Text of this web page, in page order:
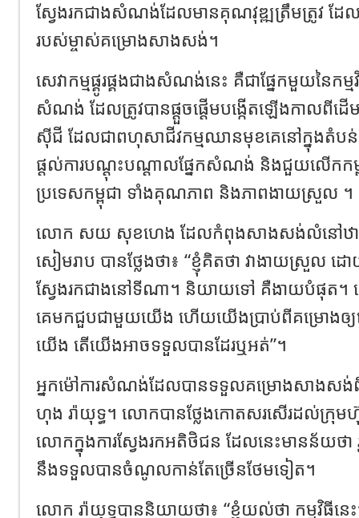
ស្វែងរកជាងសំណង់ដែលមានគុណវុឌ្ឍត្រឹមត្រូវ ដែ
របស់ម្ចាស់គម្រោងសាងសង់។
សេវាកម្មផ្គូរផ្គងជាងសំណង់នេះ គឺជាផ្នែកមួយនៃក
សំណង់ ដែលត្រូវបានផ្ដួចផ្ដើមបង្កើតឡើងកាលពីដ
ស៊ីជី ដែលជាពហុសាជីវកម្មឈានមុខគេនៅក្នុងតំ
ផ្ដល់ការបណ្ដុះបណ្ដាលផ្នែកសំណង់ និងជួយលើក
ប្រទេសកម្ពុជា ទាំងគុណភាព និងភាពងាយស្រួល ។
លោក សយ សុខហេង ដែលកំពុងសាងសង់លំនៅឋានរ
សៀមរាប បានថ្លែងថា៖ “ខ្ញុំគិតថា វាងាយស្រួល
ស្វែងរកជាងនៅទីណា។ និយាយទៅ គឺងាយបំផុត។
គេមកជួបជាមួយយើង ហើយយើងប្រាប់ពីគម្រោងឲ្យ
យើង តើយើងអាចទទួលបានដែរឬអត់”។
អ្នកម៉ៅការសំណង់ដែលបានទទួលគម្រោងសាង
ហុង រ៉ាយុទ្ធ។ លោកបានថ្លែងកោតសរសើរដល់ក្
លោកក្នុងការស្វែងរកអតិថិជន ដែលនេះមានន័យថ
នឹងទទួលបានចំណូលកាន់តែច្រើនថែមទៀត។
លោក រ៉ាយុទ្ធបាននិយាយថា៖ “ខ្ញុំយល់ថា កម្មវិធីនេ